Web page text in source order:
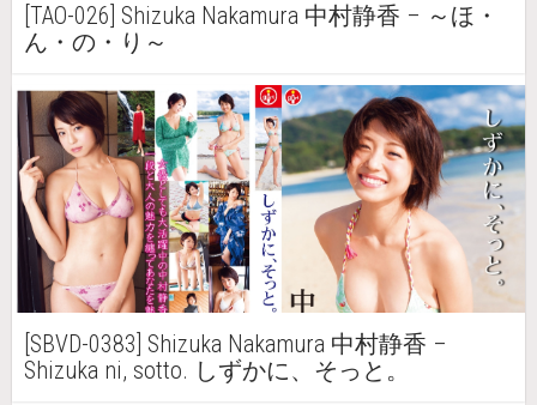
[TAO-026] Shizuka Nakamura 中村静香 – ～ほ・
ん・の・り～
[SBVD-0383] Shizuka Nakamura 中村静香 –
Shizuka ni, sotto. しずかに、そっと。